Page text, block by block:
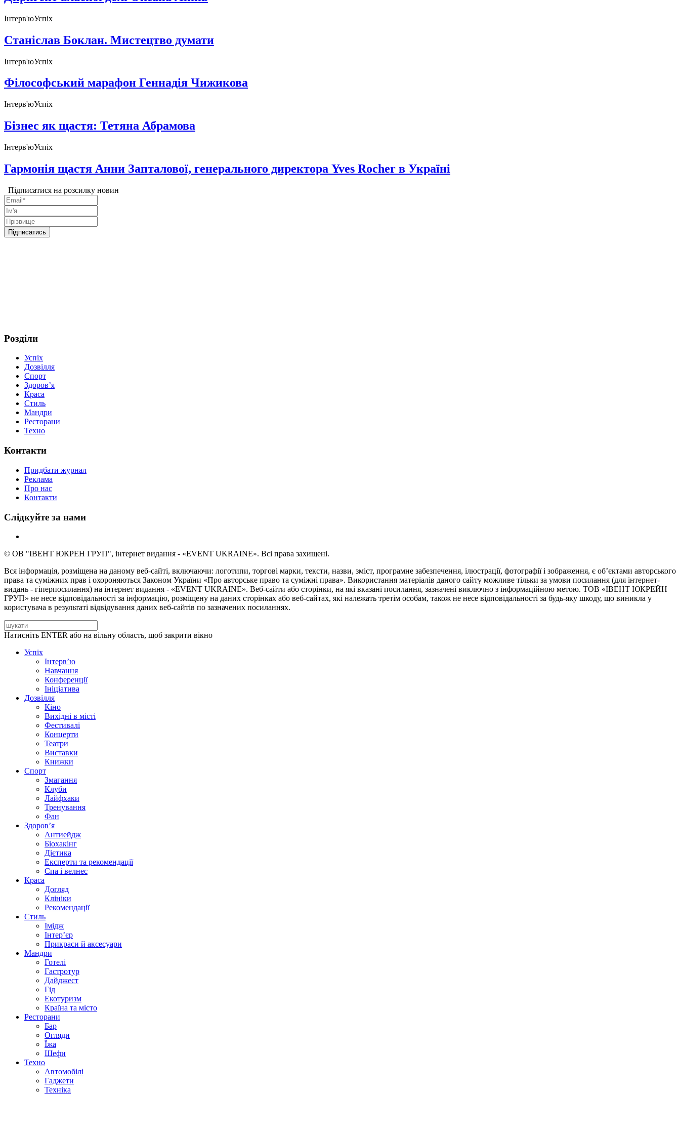
Інтерв'юУспіх
Станіслав Боклан. Мистецтво думати
Інтерв'юУспіх
Філософський марафон Геннадія Чижикова
Інтерв'юУспіх
Бiзнес як щастя: Тетяна Абрамова
Інтерв'юУспіх
Гармонія щастя Анни Запталової, генерального директора Yves Rocher в Україні
Підписатися на розсилку новин
Розділи
Успіх
Дозвілля
Спорт
Здоров’я
Краса
Стиль
Мандри
Ресторани
Техно
Контакти
Придбати журнал
Реклама
Про нас
Контакти
Слідкуйте за нами
© ОВ "ІВЕНТ ЮКРЕН ГРУП", інтернет видання - «EVENT UKRAINE». Всі права захищені.
Вся інформація, розміщена на даному веб-сайті, включаючи: логотипи, торгові марки, тексти, назви, зміст, програмне забезпечення, ілюстрації, фотографії і зображення, є об’єктами авторського
права та суміжних прав і охороняються Законом України «Про авторське право та суміжні права». Використання матеріалів даного сайту можливе тільки за умови посилання (для інтернет-
видань - гіперпосилання) на інтернет видання - «EVENT UKRAINE». Веб-сайти або сторінки, на які вказані посилання, зазначені виключно з інформаційною метою. ТОВ «ІВЕНТ ЮКРЕЙН
ГРУП» не несе відповідальності за інформацію, розміщену на даних сторінках або веб-сайтах, які належать третім особам, також не несе відповідальності за будь-яку шкоду, що виникла у
користувача в результаті відвідування даних веб-сайтів по зазначених посиланнях.
Натисніть ENTER або на вільну область, щоб закрити вікно
Успіх
Інтерв’ю
Навчання
Конференції
Ініціатива
Дозвілля
Кіно
Вихідні в місті
Фестивалі
Концерти
Театри
Виставки
Книжки
Спорт
Змагання
Клуби
Лайфхаки
Тренування
Фан
Здоров’я
Антиейдж
Біохакінг
Дієтика
Експерти та рекомендації
Спа i велнес
Краса
Догляд
Клініки
Рекомендації
Стиль
Імідж
Інтер’єр
Прикраси й аксесуари
Мандри
Готелі
Гастротур
Дайджест
Гід
Екотуризм
Країна та місто
Ресторани
Бар
Огляди
Їжа
Шефи
Техно
Автомобілі
Гаджети
Техніка